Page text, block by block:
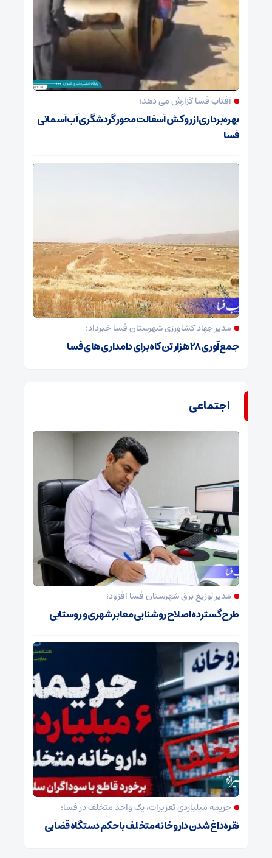
آفتاب فسا گزارش می دهد؛
بهره‌برداری از روکش آسفالت محور گردشگری آب‌آسمانی
فسا
مدیر جهاد کشاورزی شهرستان فسا خبرداد:
جمع‌آوری ۲۸ هزار تن کاه برای دامداری‌های فسا
اجتماعی
مدیر توزیع برق شهرستان فسا افزود؛
طرح گسترده اصلاح روشنایی معابر شهری و روستایی
جریمه میلیاردی تعزیرات، یک واحد متخلف در فسا؛
نقره‌داغ شدن داروخانه متخلف با حکم دستگاه قضایی